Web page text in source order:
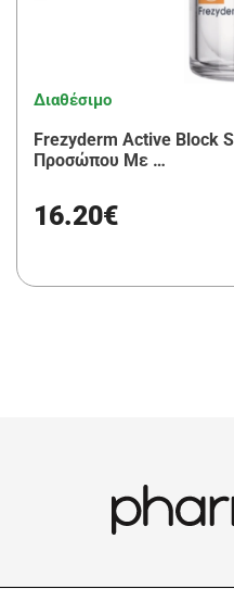
Διαθέσιμο
Frezyderm Active Block
Προσώπου Με …
16.20€